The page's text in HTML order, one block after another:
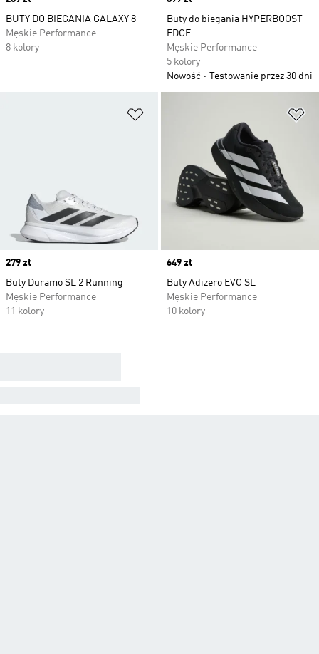
BUTY DO BIEGANIA GALAXY 8
Męskie Performance
8 kolory
Buty do biegania HYPERBOOST
EDGE
Męskie Performance
5 kolory
Nowość
Testowanie przez 30 dni
Price
279 zł
Buty Duramo SL 2 Running
Męskie Performance
11 kolory
Price
649 zł
Buty Adizero EVO SL
Męskie Performance
10 kolory